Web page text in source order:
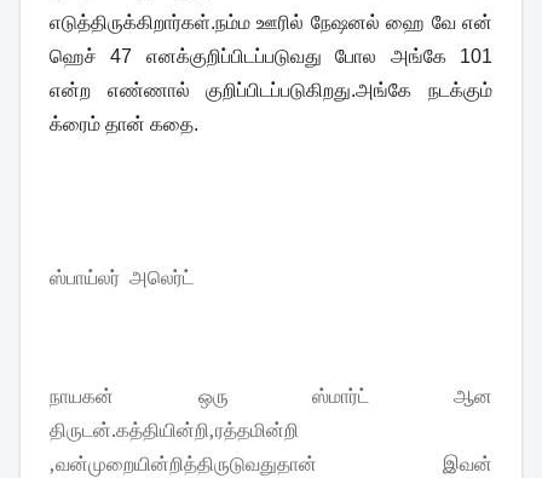
எடுத்திருக்கிறார்கள்.நம்ம ஊரில் நேஷனல் ஹை வே என்
ஹெச் 47 எனக்குறிப்பிடப்படுவது போல அங்கே 101
என்ற எண்ணால் குறிப்பிடப்படுகிறது.அங்கே நடக்கும்
க்ரைம் தான் கதை.
ஸ்பாய்லர் அலெர்ட்
நாயகன் ஒரு ஸ்மார்ட் ஆன
திருடன்.கத்தியின்றி,ரத்தமின்றி
,வன்முறையின்றித்திருடுவதுதான் இவன்